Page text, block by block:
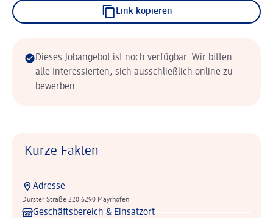
Link kopieren
Dieses Jobangebot ist noch verfügbar. Wir bitten
alle Interessierten, sich ausschließlich online zu
bewerben.
Kurze Fakten
Adresse
Durster Straße 220 6290 Mayrhofen
Geschäftsbereich & Einsatzort